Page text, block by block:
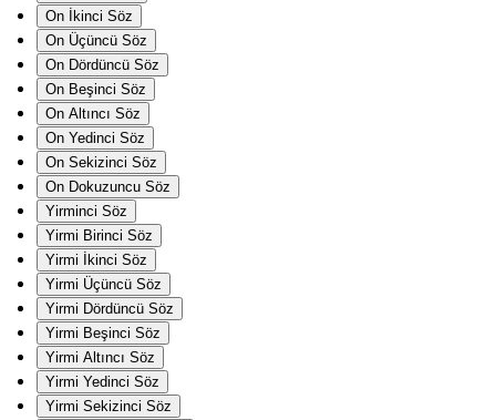
On İkinci Söz
On Üçüncü Söz
On Dördüncü Söz
On Beşinci Söz
On Altıncı Söz
On Yedinci Söz
On Sekizinci Söz
On Dokuzuncu Söz
Yirminci Söz
Yirmi Birinci Söz
Yirmi İkinci Söz
Yirmi Üçüncü Söz
Yirmi Dördüncü Söz
Yirmi Beşinci Söz
Yirmi Altıncı Söz
Yirmi Yedinci Söz
Yirmi Sekizinci Söz